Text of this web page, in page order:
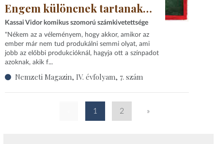
Engem különcnek tartanak…
Kassai Vidor komikus szomorú számkivetettsége
"Nékem az a véleményem, hogy akkor, amikor az
ember már nem tud produkálni semmi olyat, ami
jobb az előbbi produkcióknál, hagyja ott a színpadot
azoknak, akik f...
Nemzeti Magazin, IV. évfolyam, 7. szám
1 2 »